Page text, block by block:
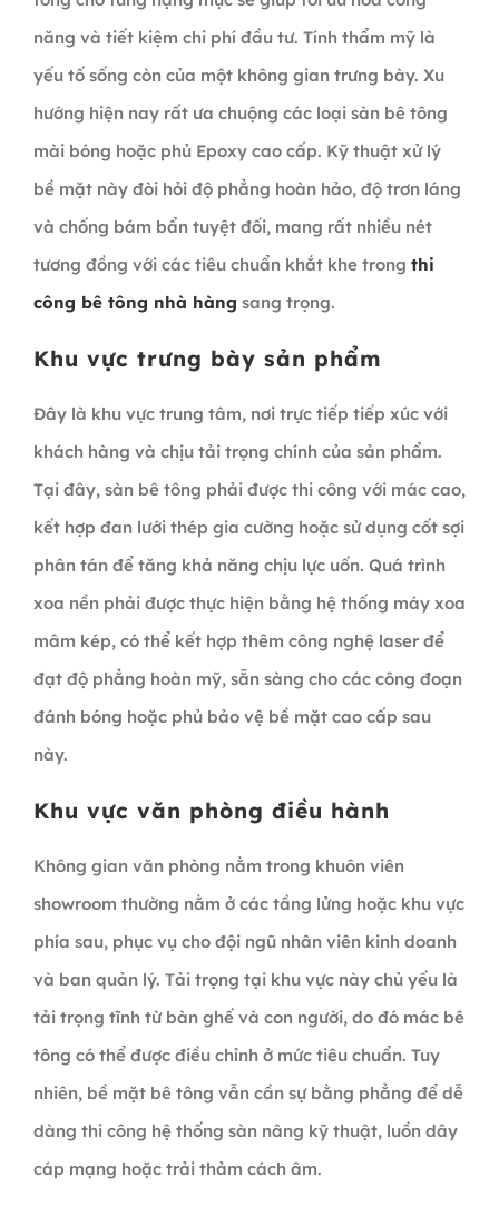
năng và tiết kiệm chi phí đầu tư. Tính thẩm mỹ là
yếu tố sống còn của một không gian trưng bày. Xu
hướng hiện nay rất ưa chuộng các loại sàn bê tông
mài bóng hoặc phủ Epoxy cao cấp. Kỹ thuật xử lý
bề mặt này đòi hỏi độ phẳng hoàn hảo, độ trơn láng
và chống bám bẩn tuyệt đối, mang rất nhiều nét
tương đồng với các tiêu chuẩn khắt khe trong thi
công bê tông nhà hàng sang trọng.
Khu vực trưng bày sản phẩm
Đây là khu vực trung tâm, nơi trực tiếp tiếp xúc với
khách hàng và chịu tải trọng chính của sản phẩm.
Tại đây, sàn bê tông phải được thi công với mác cao,
kết hợp đan lưới thép gia cường hoặc sử dụng cốt sợi
phân tán để tăng khả năng chịu lực uốn. Quá trình
xoa nền phải được thực hiện bằng hệ thống máy xoa
mâm kép, có thể kết hợp thêm công nghệ laser để
đạt độ phẳng hoàn mỹ, sẵn sàng cho các công đoạn
đánh bóng hoặc phủ bảo vệ bề mặt cao cấp sau
này.
Khu vực văn phòng điều hành
Không gian văn phòng nằm trong khuôn viên
showroom thường nằm ở các tầng lửng hoặc khu vực
phía sau, phục vụ cho đội ngũ nhân viên kinh doanh
và ban quản lý. Tải trọng tại khu vực này chủ yếu là
tải trọng tĩnh từ bàn ghế và con người, do đó mác bê
tông có thể được điều chỉnh ở mức tiêu chuẩn. Tuy
nhiên, bề mặt bê tông vẫn cần sự bằng phẳng để dễ
dàng thi công hệ thống sàn nâng kỹ thuật, luồn dây
cáp mạng hoặc trải thảm cách âm.